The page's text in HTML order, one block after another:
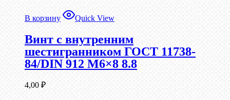
В корзину Quick View
Винт c внутренним
шестигранником ГОСТ 11738-
84/DIN 912 М6×8 8.8
4,00 ₽